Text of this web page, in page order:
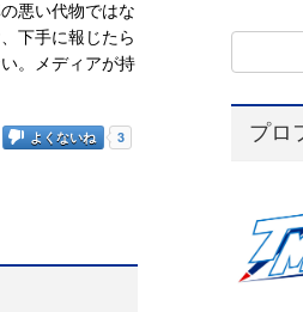
悪い代物ではな
下手に報じたら
。メディアが持
よくないね 3 プロ